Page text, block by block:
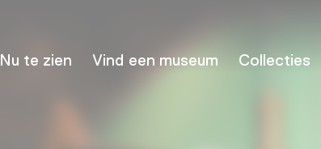
Nu te zien Vind een museum Collecties